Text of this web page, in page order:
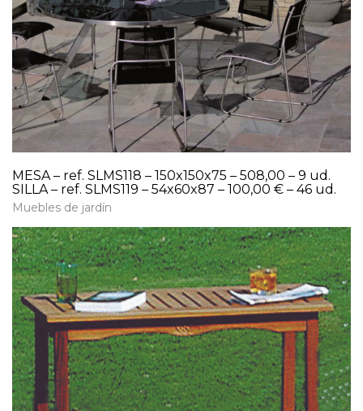
MESA – ref. SLMS118 – 150x150x75 – 508,00 – 9 ud.
SILLA – ref. SLMS119 – 54x60x87 – 100,00 € – 46 ud.
Muebles de jardín